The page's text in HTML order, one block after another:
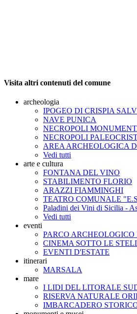
Visita altri contenuti del comune
archeologia
IPOGEO DI CRISPIA
NAVE PUNICA
NECROPOLI
NECROPOLI
AREA ARCHEOLOGICA
Vedi tutti
arte e cultura
FONTANA DEL VINO
STABILIMENTO FLORIO
ARAZZI FIAMMINGHI
TEATRO COMUNALE
Paladini dei Vini di Sicilia -
Vedi tutti
eventi
PARCO
CINEMA SOTTO LE
EVENTI D'ESTATE
itinerari
MARSALA
mare
I LIDI DEL LITORALE
RISERVA NATURALE
IMBARCADERO